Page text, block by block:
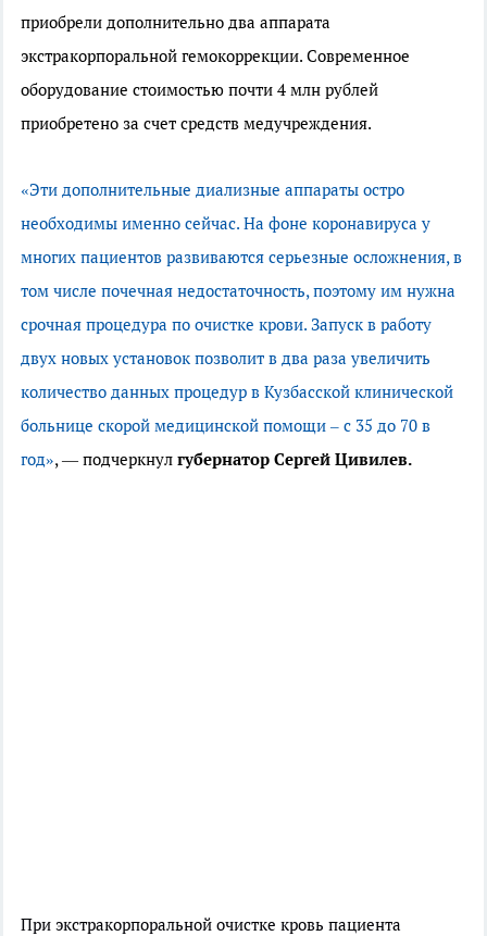
приобрели дополнительно два аппарата
экстракорпоральной гемокоррекции. Современное
оборудование стоимостью почти 4 млн рублей
приобретено за счет средств медучреждения.
«Эти дополнительные диализные аппараты остро
необходимы именно сейчас. На фоне коронавируса у
многих пациентов развиваются серьезные осложнения, в
том числе почечная недостаточность, поэтому им нужна
срочная процедура по очистке крови. Запуск в работу
двух новых установок позволит в два раза увеличить
количество данных процедур в Кузбасской клинической
больнице скорой медицинской помощи – с 35 до 70 в
год», — подчеркнул губернатор Сергей Цивилев.
При экстракорпоральной очистке кровь пациента